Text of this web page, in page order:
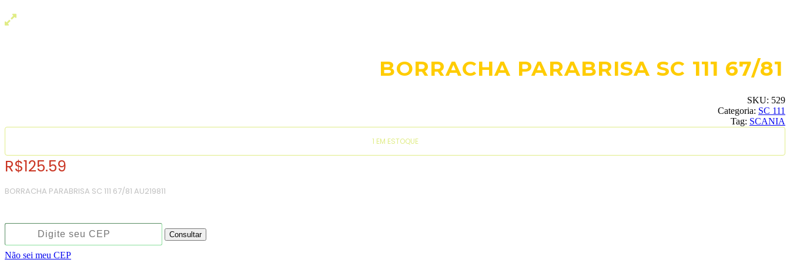
BORRACHA PARABRISA SC 111 67/81
SKU: 529
Categoria: SC 111
Tag: SCANIA
1 EM ESTOQUE
R$125.59
BORRACHA PARABRISA SC 111 67/81 AU219811
Consultar
Não sei meu CEP